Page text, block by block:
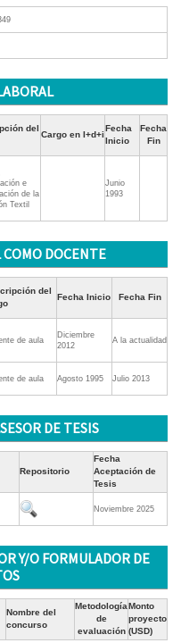
del
Cargo en I+d+i
Fecha
Inicio
Fecha
Fin
e
de la
Textil
Junio
1993
DOCENTE
del
Fecha Inicio Fecha Fin
de aula
Diciembre
2012
A la actualidad
de aula Agosto 1995 Julio 2013
DE TESIS
Repositorio
Fecha
Aceptación de
Tesis
Noviembre 2025
Y/O FORMULADOR DE
Nombre del
concurso
Metodología
de
evaluación
Monto
proyecto
(USD)